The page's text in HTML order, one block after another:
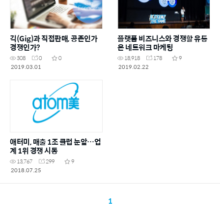
긱(Gig)과 직접판매, 공존인가
경쟁인가?
308 0
0
2019.03.01
플랫폼 비즈니스와 경쟁할 유통
은 네트워크 마케팅
18,918 178
9
2019.02.22
애터미, 매출 1조 클럽 눈앞…업
계 1위 경쟁 시동
13,767 299
9
2018.07.25
1